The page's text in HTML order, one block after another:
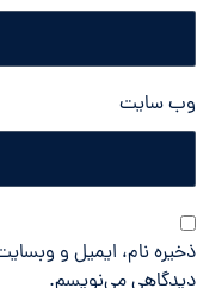
وب‌ سایت
ذخیره نام، ایمیل و
دیدگاهی می‌نویسم.